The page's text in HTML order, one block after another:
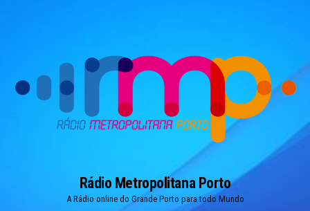
Rádio Metropolitana Porto
A Rádio online do Grande Porto para todo Mundo